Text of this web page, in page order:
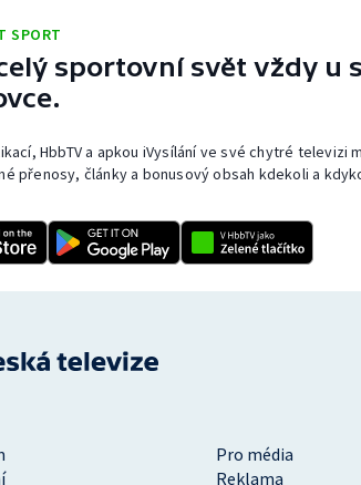
SPORT
sportovní svět vždy u
HbbTV a apkou iVysílání ve své chytré televizi
přenosy, články a bonusový obsah kdekoli a
Pro média
Reklama